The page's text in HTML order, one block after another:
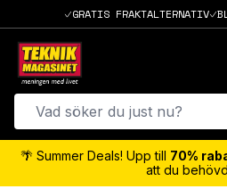
GRATIS FRAKTALTERNATIV
🌴 Summer Deals! Upp till 70%
att du